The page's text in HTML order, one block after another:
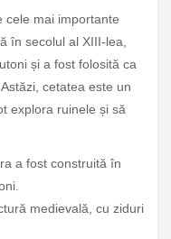
cele mai importante
în secolul al XIII-lea,
și a fost folosită ca
cetatea este un
explora ruinele și să
a fost construită în
medievală, cu ziduri